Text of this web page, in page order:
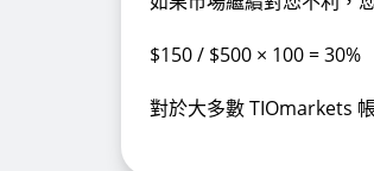
$150 / $500 × 100 = 30%
對於大多數 TIOmarkets